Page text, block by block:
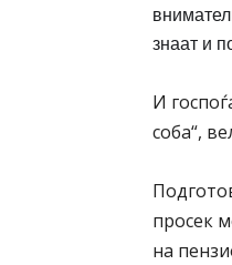
знаат и
И
соба“,
просек
на